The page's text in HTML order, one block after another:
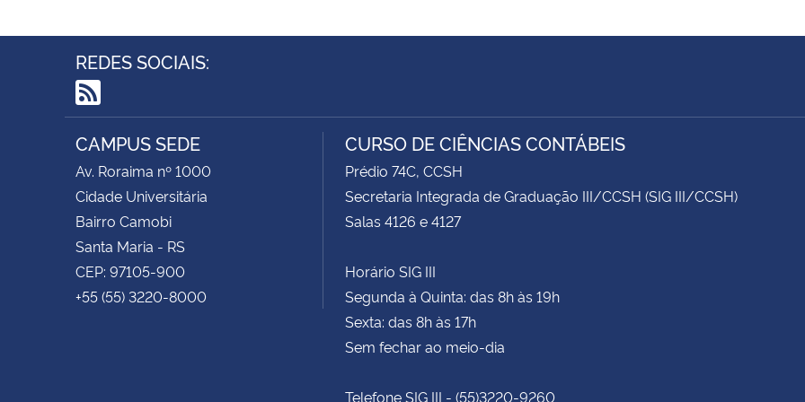
REDES SOCIAIS:
RSS
CAMPUS SEDE
Av. Roraima nº 1000
Cidade Universitária
Bairro Camobi
Santa Maria - RS
CEP: 97105-900
+55 (55) 3220-8000
CURSO DE CIÊNCIAS CONTÁBEIS
Prédio 74C, CCSH
Secretaria Integrada de Graduação III/CCSH (SIG III/CCSH)
Salas 4126 e 4127
Horário SIG III
Segunda à Quinta: das 8h às 19h
Sexta: das 8h às 17h
Sem fechar ao meio-dia
Telefone SIG III - (55)3220-9260